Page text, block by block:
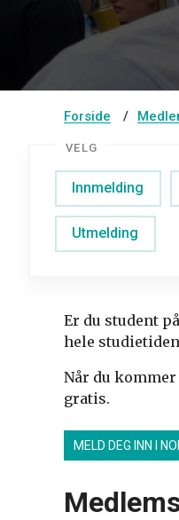
Forside
VELG
Innmelding
Utmelding
Er du student
hele
Når du
gratis.
MELD DEG INN I